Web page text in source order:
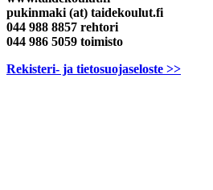
pukinmaki (at) taidekoulut.fi
044 988 8857 rehtori
044 986 5059 toimisto
Rekisteri- ja tietosuojaseloste >>